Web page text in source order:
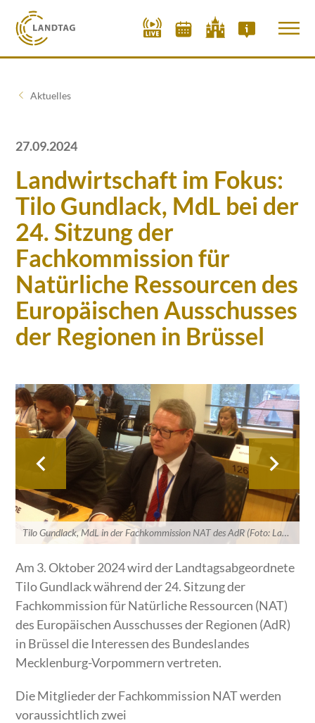
Aktuelles
27.09.2024
Landwirtschaft im Fokus:
Tilo Gundlack, MdL bei der
24. Sitzung der
Fachkommission für
Natürliche Ressourcen des
Europäischen Ausschusses
der Regionen in Brüssel
Tilo Gundlack, MdL in der Fachkommission NAT des AdR (Foto: Landtag M-V)
Am 3. Oktober 2024 wird der Landtagsabgeordnete
Tilo Gundlack während der 24. Sitzung der
Fachkommission für Natürliche Ressourcen (NAT)
des Europäischen Ausschusses der Regionen (AdR)
in Brüssel die Interessen des Bundeslandes
Mecklenburg-Vorpommern vertreten.
Die Mitglieder der Fachkommission NAT werden
voraussichtlich zwei